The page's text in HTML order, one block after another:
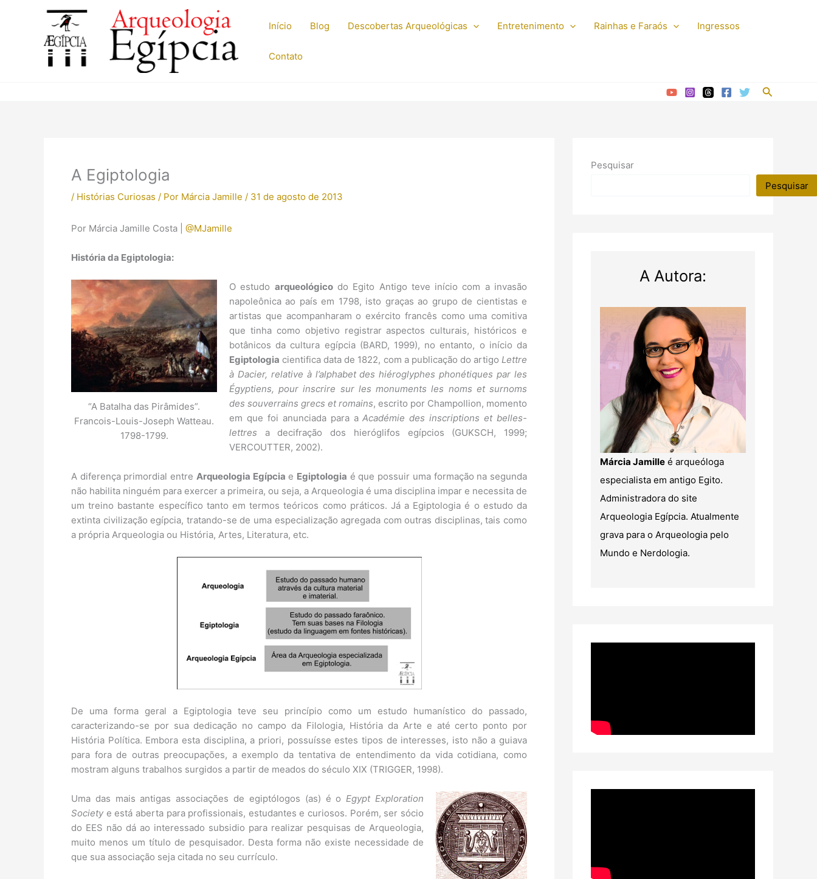
Início Blog Descobertas Arqueológicas Entretenimento Rainhas e Faraós Ingressos
Contato
Pesquisar
A Egiptologia
/ Histórias Curiosas / Por Márcia Jamille / 31 de agosto de 2013
Por Márcia Jamille Costa | @MJamille
História da Egiptologia:
“A Batalha das Pirâmides”.
Francois-Louis-Joseph Watteau.
1798-1799.
O estudo arqueológicodo Egito Antigo teve início com a invasão
napoleônica ao país em 1798, isto graças ao grupo de cientistas e
artistas que acompanharam o exército francês como uma comitiva
que tinha como objetivo registrar aspectos culturais, históricos e
botânicos da cultura egípcia (BARD, 1999), no entanto, o início da
Egiptologia cientifica data de 1822, com a publicação do artigo Lettre
à Dacier, relative à l’alphabet des hiéroglyphes phonétiques par les
Égyptiens, pour inscrire sur les monuments les noms et surnoms
des souverrains grecs et romains, escrito por Champollion, momento
em que foi anunciada para aAcadémie des inscriptions et belles-
lettres a decifração dos hieróglifos egípcios (GUKSCH, 1999;
VERCOUTTER, 2002).
A diferença primordial entre Arqueologia Egípcia e Egiptologia é que possuir uma formação na segunda
não habilita ninguém para exercer a primeira, ou seja, a Arqueologia é uma disciplina impar e necessita de
um treino bastante específico tanto em termos teóricos como práticos. Já a Egiptologia é o estudo da
extinta civilização egípcia, tratando-se de uma especialização agregada com outras disciplinas, tais como
a própria Arqueologia ou História, Artes, Literatura, etc.
De uma forma geral a Egiptologia teve seu princípio como um estudo humanístico do passado,
caracterizando-se por sua dedicação no campo da Filologia, História da Arte e até certo ponto por
História Política. Embora esta disciplina, a priori, possuísse estes tipos de interesses, isto não a guiava
para fora de outras preocupações, a exemplo da tentativa de entendimento da vida cotidiana, como
mostram alguns trabalhos surgidos a partir de meados do século XIX (TRIGGER, 1998).
Uma das mais antigas associações de egiptólogos (as) é o Egypt Exploration
Society e está aberta para profissionais, estudantes e curiosos. Porém, ser sócio
do EES não dá ao interessado subsidio para realizar pesquisas de Arqueologia,
muito menos um título de pesquisador. Desta forma não existe necessidade de
que sua associação seja citada no seu currículo.
Pesquisar
Pesquisar
A Autora:
Márcia Jamille é arqueóloga
especialista em antigo Egito.
Administradora do site
Arqueologia Egípcia. Atualmente
grava para o Arqueologia pelo
Mundo e Nerdologia.